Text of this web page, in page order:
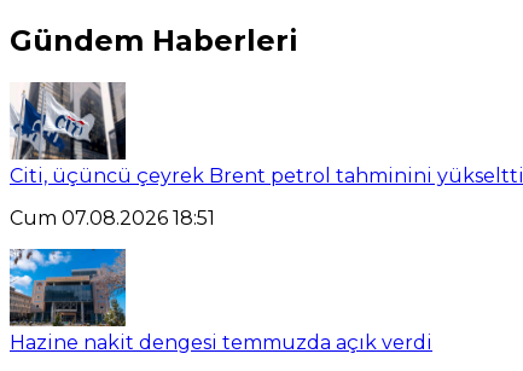
Gündem Haberleri
Citi, üçüncü çeyrek Brent petrol tahminini yükseltti
Cum 07.08.2026 18:51
Hazine nakit dengesi temmuzda açık verdi